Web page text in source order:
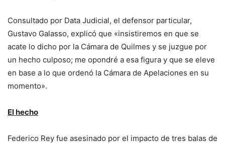
Consultado por Data Judicial, el defensor particular,
Gustavo Galasso, explicó que «insistiremos en que se
acate lo dicho por la Cámara de Quilmes y se juzgue por
un hecho culposo; me opondré a esa figura y que se eleve
en base a lo que ordenó la Cámara de Apelaciones en su
momento».
El hecho
Federico Rey fue asesinado por el impacto de tres balas de